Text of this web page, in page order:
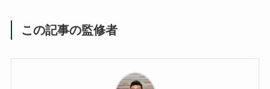
この記事の監修者